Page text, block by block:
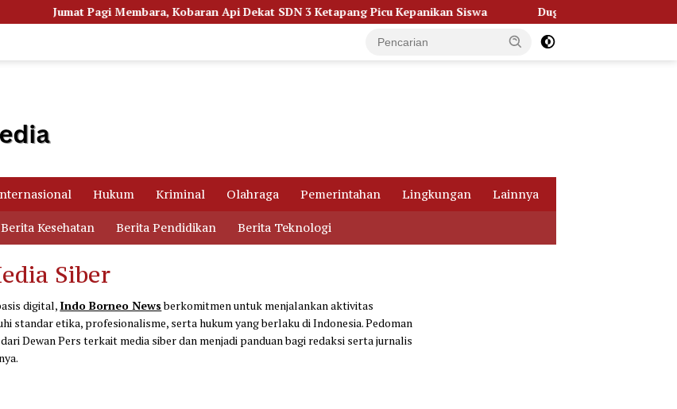
Jumat Pagi Membara, Kobaran Api Dekat SDN 3 Ketapang Picu Kepanikan Siswa Dugaan Korupsi Dana Hibah
Hukum Kriminal Olahraga Pemerintahan Lingkungan Lainnya
Berita Kesehatan Berita Pendidikan Berita Teknologi
Siber
digital, Indo Borneo Newsberkomitmen untuk menjalankan aktivitas
standar etika, profesionalisme, serta hukum yang berlaku di Indonesia. Pedoman
Dewan Pers terkait media siber dan menjadi panduan bagi redaksi serta jurnalis